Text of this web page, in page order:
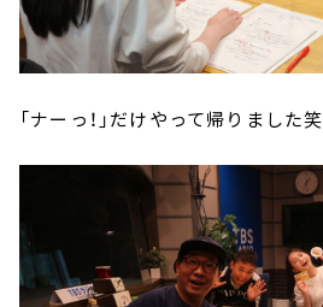
「ナーっ！」だけやって帰りました笑